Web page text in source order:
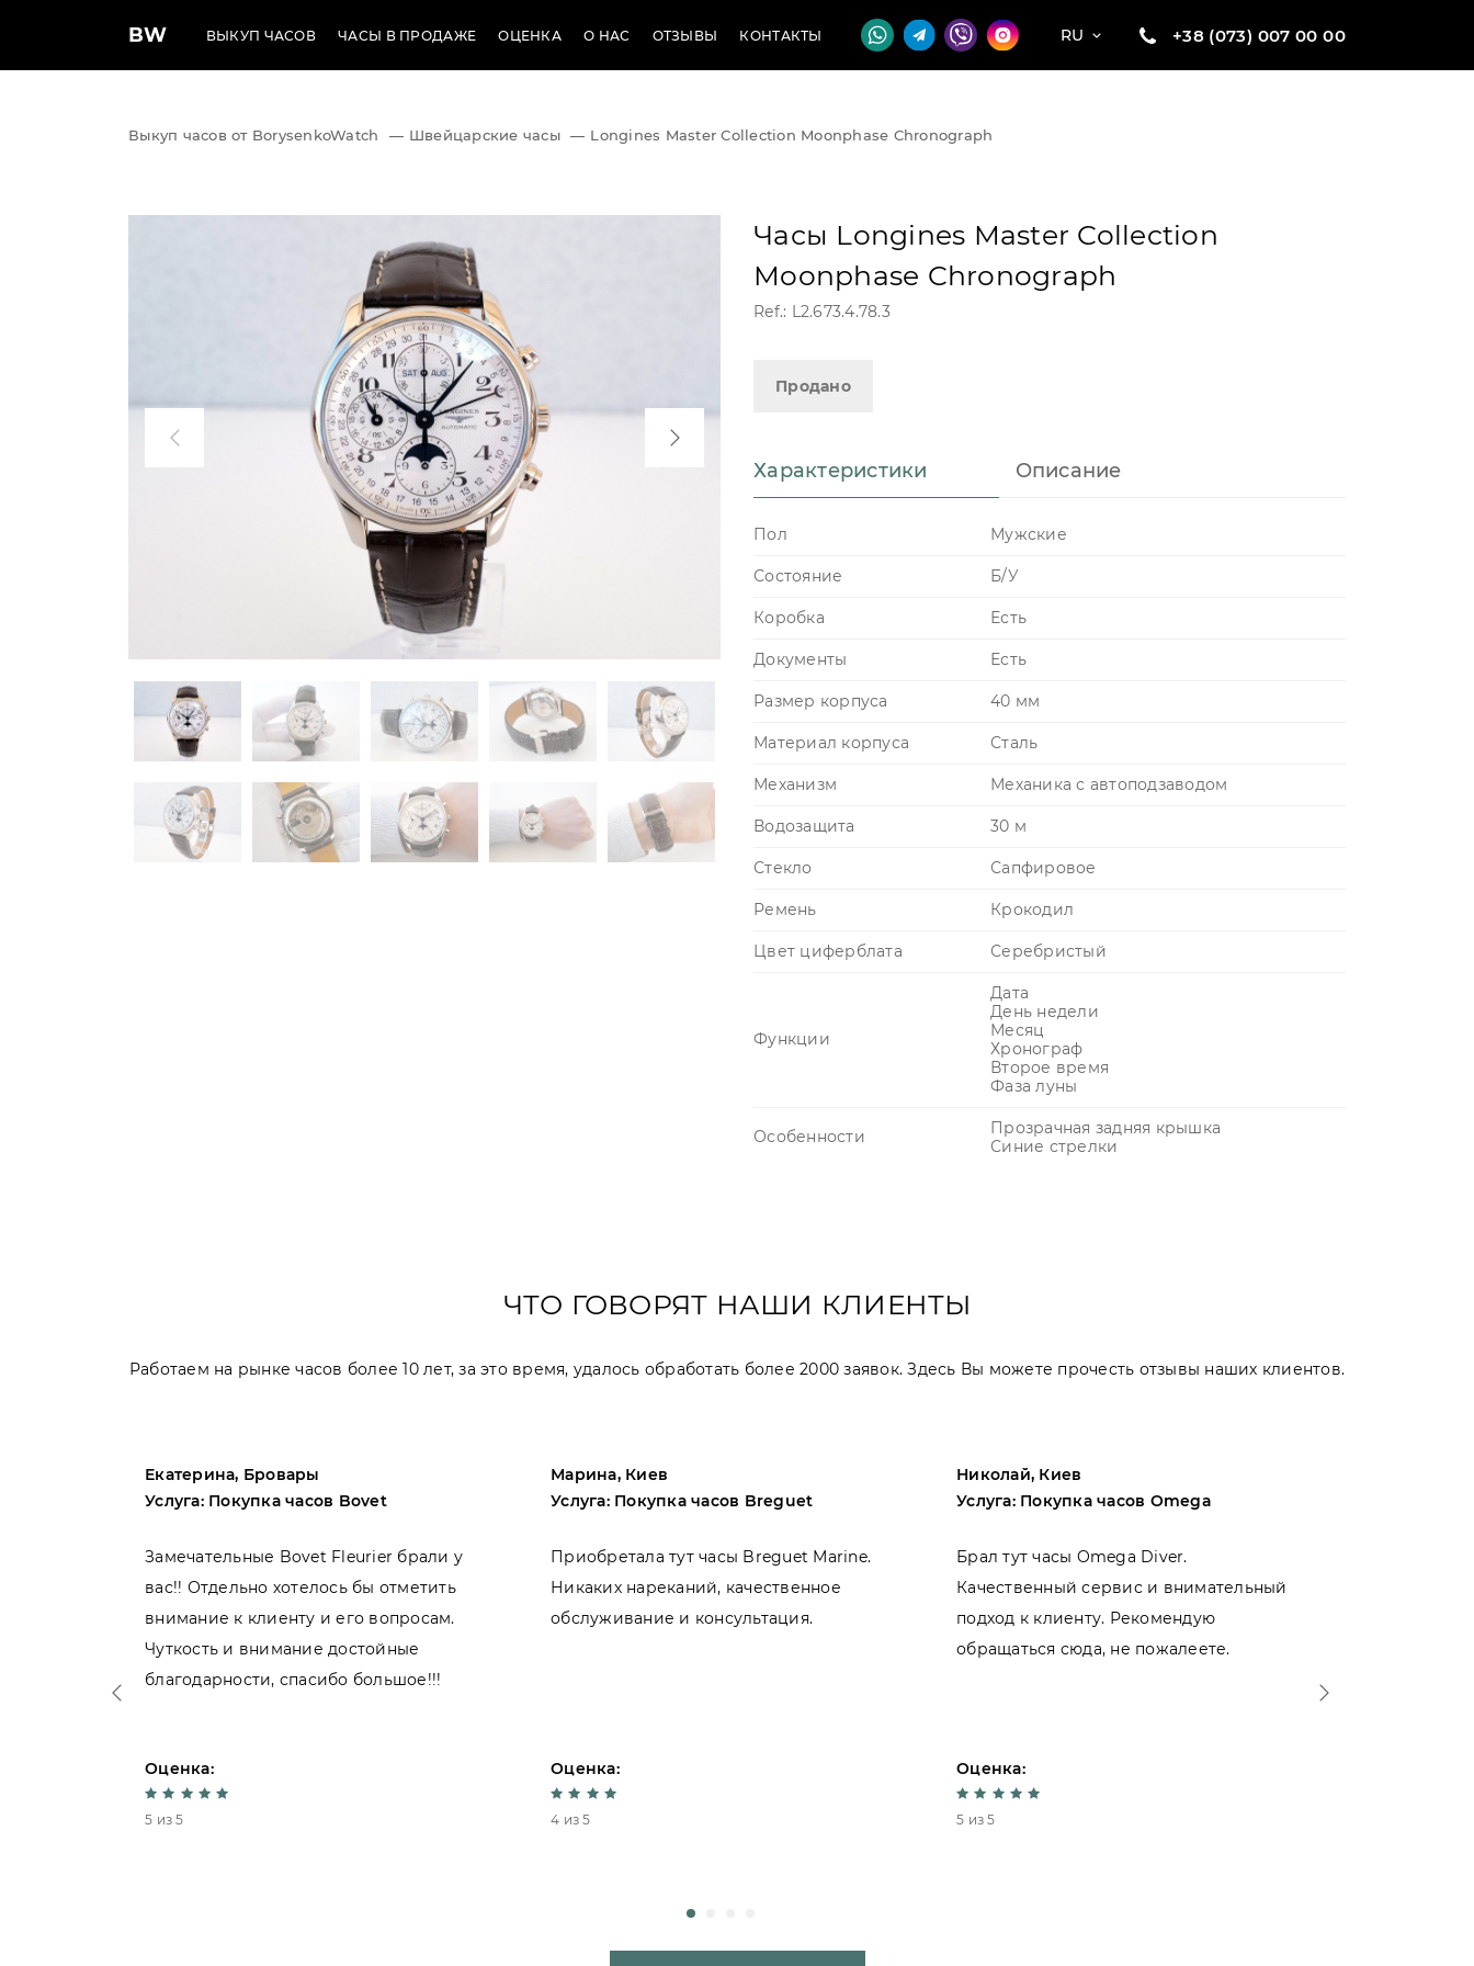
BW ВЫКУП ЧАСОВ ЧАСЫ В ПРОДАЖЕ ОЦЕНКА О НАС ОТЗЫВЫ КОНТАКТЫ RU +38 (073) 007 00 00
Выкуп часов от BorysenkoWatch — Швейцарские часы — Longines Master Collection Moonphase Chronograph
Часы Longines Master Collection
Moonphase Chronograph
Ref.: L2.673.4.78.3
Продано
Характеристики Описание
Пол Мужские
Состояние Б/У
Коробка Есть
Документы Есть
Размер корпуса 40 мм
Материал корпуса Сталь
Механизм Механика с автоподзаводом
Водозащита 30 м
Стекло Сапфировое
Ремень Крокодил
Цвет циферблата Серебристый
Функции
Дата
День недели
Месяц
Хронограф
Второе время
Фаза луны
Особенности
Прозрачная задняя крышка
Синие стрелки
ЧТО ГОВОРЯТ НАШИ КЛИЕНТЫ
Работаем на рынке часов более 10 лет, за это время, удалось обработать более 2000 заявок. Здесь Вы можете прочесть отзывы наших клиентов.
Екатерина, Бровары
Услуга: Покупка часов Bovet
Замечательные Bovet Fleurier брали у
вас!! Отдельно хотелось бы отметить
внимание к клиенту и его вопросам.
Чуткость и внимание достойные
благодарности, спасибо большое!!!
Оценка:
5 из 5
Марина, Киев
Услуга: Покупка часов Breguet
Приобретала тут часы Breguet Marine.
Никаких нареканий, качественное
обслуживание и консультация.
Оценка:
4 из 5
Николай, Киев
Услуга: Покупка часов Omega
Брал тут часы Omega Diver.
Качественный сервис и внимательный
подход к клиенту. Рекомендую
обращаться сюда, не пожалеете.
Оценка:
5 из 5